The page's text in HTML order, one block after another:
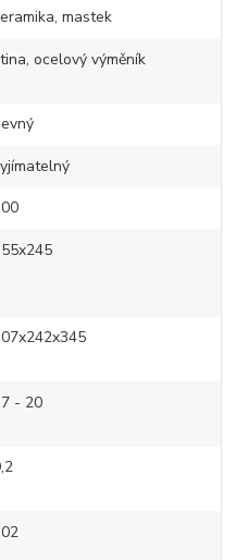
mastek
ocelový výměník
- 20